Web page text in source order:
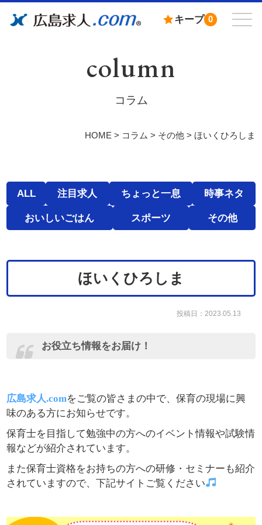
キープ 0
column
コラム
HOME> コラム > その他> ほいくひろしま
ALL 注目求人 ちょっと一息 時事ネタ
おいしいごはん スポーツ その他
ほいくひろしま
投稿日：2023.05.13
お役立ち情報をお届け！
広島求人.comをご覧の皆さまの中で、保育の現場に興
味のある方にお知らせです。
保育士を目指して勉強中の方へのイベント情報や試験情
報などが紹介されています。
また保育士資格をお持ちの方への研修・セミナーも紹介
されていますので、下記サイトご覧ください